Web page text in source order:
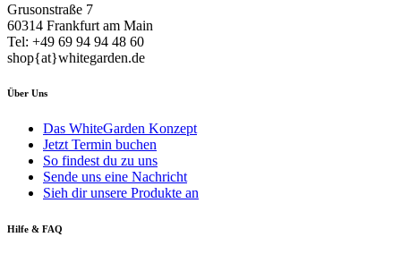
Grusonstraße 7
60314 Frankfurt am Main
Tel: +49 69 94 94 48 60
shop{at}whitegarden.de
Über Uns
Das WhiteGarden Konzept
Jetzt Termin buchen
So findest du zu uns
Sende uns eine Nachricht
Sieh dir unsere Produkte an
Hilfe & FAQ